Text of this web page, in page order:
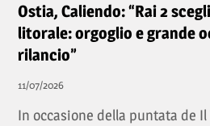
Ostia, Caliendo: “Rai 2
litorale: orgoglio e grande
rilancio”
11/07/2026
In occasione della puntata de